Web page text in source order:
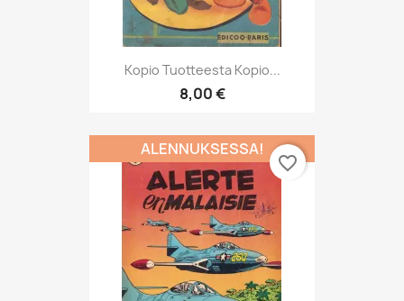
Kopio Tuotteesta Kopio...
8,00 €
ALENNUKSESSA!
favorite_border